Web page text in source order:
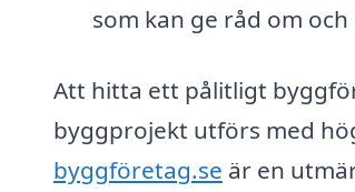
som kan ge råd om
Att hitta ett pålitligt
byggprojekt utförs med
byggföretag.se är en